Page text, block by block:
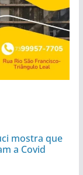
mostra que
a Covid